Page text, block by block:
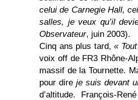
celui de Carnegie Hall,
salles, je veux qu’il
Observateur, juin 2003).
Cinq ans plus tard,«
voix off de FR3 Rhône-
massif de la Tournette.
pour dire je suis devant
d’altitude. François-